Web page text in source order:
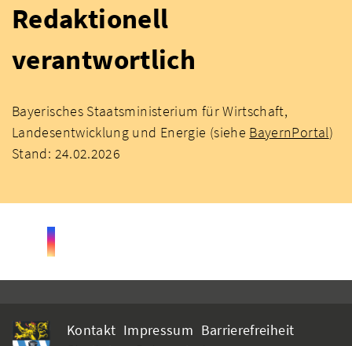
Redaktionell
verantwortlich
Bayerisches Staatsministerium für Wirtschaft,
Landesentwicklung und Energie (siehe BayernPortal)
Stand: 24.02.2026
Kontakt Impressum Barrierefreiheit